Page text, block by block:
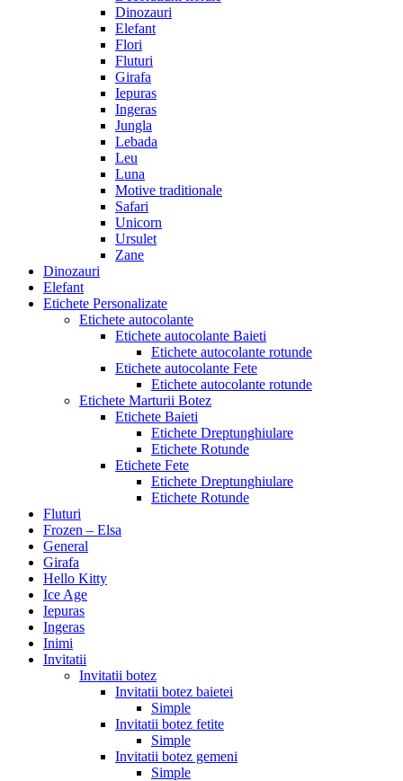
Dinozauri
Elefant
Flori
Fluturi
Girafa
Iepuras
Ingeras
Jungla
Lebada
Leu
Luna
Motive traditionale
Safari
Unicorn
Ursulet
Zane
Dinozauri
Elefant
Etichete Personalizate
Etichete autocolante
Etichete autocolante Baieti
Etichete autocolante rotunde
Etichete autocolante Fete
Etichete autocolante rotunde
Etichete Marturii Botez
Etichete Baieti
Etichete Dreptunghiulare
Etichete Rotunde
Etichete Fete
Etichete Dreptunghiulare
Etichete Rotunde
Fluturi
Frozen – Elsa
General
Girafa
Hello Kitty
Ice Age
Iepuras
Ingeras
Inimi
Invitatii
Invitatii botez
Invitatii botez baietei
Simple
Invitatii botez fetite
Simple
Invitatii botez gemeni
Simple